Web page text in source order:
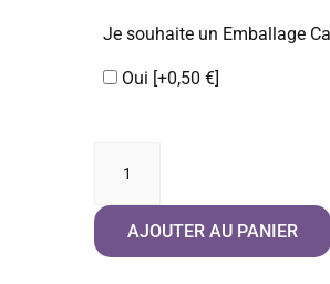
Je souhaite un Emballage
Oui [+0,50 €]
L'Agence
RègleAJOUTER AU PANIER